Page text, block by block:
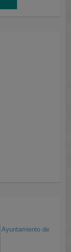
Ayuntamiento de